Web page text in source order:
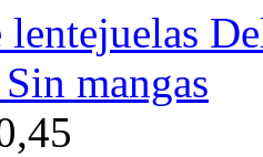
lentejuelas
mangas